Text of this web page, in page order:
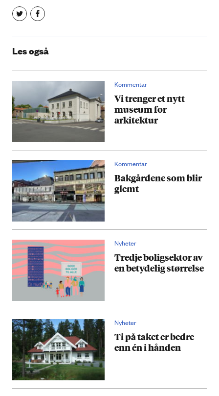
Les også
Kommentar
Vi trenger et nytt
museum for
arkitektur
Kommentar
Bakgårdene som blir
glemt
Nyheter
Tredje boligsektor av
en betydelig størrelse
Nyheter
Ti på taket er bedre
enn én i hånden